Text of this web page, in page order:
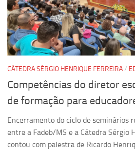
Ano Sabático
Daniel Domingues dos Santos
Programas Ano Sabático
Fabiana Cristina Severi
Fernando de Lima
Geciane Silveira Porto
CÁTEDRA SÉRGIO HENRIQUE FERREIRA/
Competências do diretor
de formação para
Encerramento do ciclo de seminários
entre a Fadeb/MS e a Cátedra Sérgio
contou com palestra de Ricardo